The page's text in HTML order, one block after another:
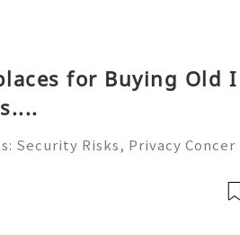
for Buying Old I
Security Risks, Privacy Concer
always ready to help you 24/7!
available